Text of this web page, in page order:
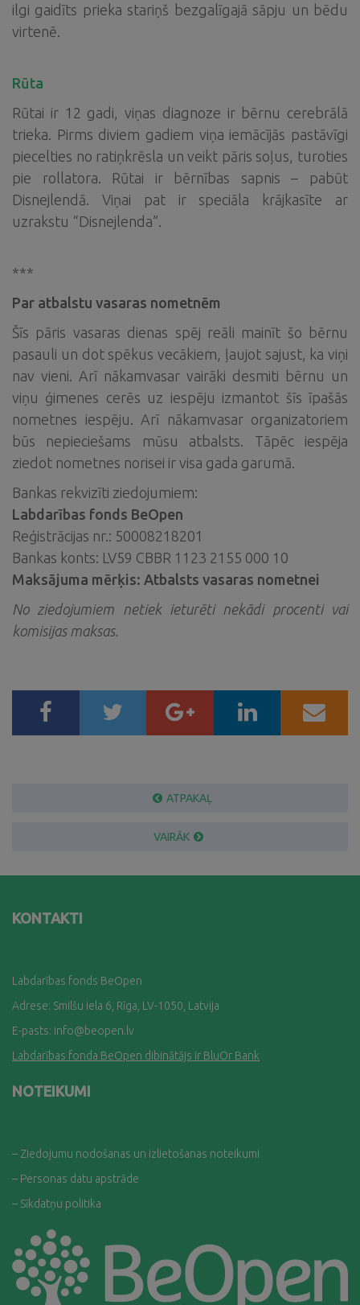
ilgi gaidīts prieka stariņš bezgalīgajā sāpju un bēdu
virtenē.
Rūta
Rūtai ir 12 gadi, viņas diagnoze ir bērnu cerebrālā
trieka. Pirms diviem gadiem viņa iemācījās pastāvīgi
piecelties no ratiņkrēsla un veikt pāris soļus, turoties
pie rollatora. Rūtai ir bērnības sapnis – pabūt
Disnejlendā. Viņai pat ir speciāla krājkasīte ar
uzrakstu “Disnejlenda”.
***
Par atbalstu vasaras nometnēm
Šīs pāris vasaras dienas spēj reāli mainīt šo bērnu
pasauli un dot spēkus vecākiem, ļaujot sajust, ka viņi
nav vieni. Arī nākamvasar vairāki desmiti bērnu un
viņu ģimenes cerēs uz iespēju izmantot šīs īpašās
nometnes iespēju. Arī nākamvasar organizatoriem
būs nepieciešams mūsu atbalsts. Tāpēc iespēja
ziedot nometnes norisei ir visa gada garumā.
Bankas rekvizīti ziedojumiem:
Labdarības fonds BeOpen
Reģistrācijas nr.: 50008218201
Bankas konts: LV59 CBBR 1123 2155 000 10
Maksājuma mērķis: Atbalsts vasaras nometnei
No ziedojumiem netiek ieturēti nekādi procenti vai
komisijas maksas.
ATPAKAĻ
VAIRĀK
KONTAKTI
Labdarības fonds BeOpen
Adrese: Smilšu iela 6, Rīga, LV-1050, Latvija
E-pasts: info@beopen.lv
Labdarības fonda BeOpen dibinātājs ir BluOr Bank
NOTEIKUMI
– Ziedojumu nodošanas un izlietošanas noteikumi
– Personas datu apstrāde
– Sīkdatņu politika